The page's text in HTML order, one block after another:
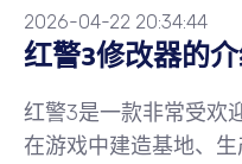
2026-04-22 20:34:44
红警3修改器的
红警3是一款非常受欢
在游戏中建造基地、